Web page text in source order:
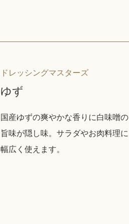
ドレッシングマスターズ
ゆず
国産ゆずの爽やかな香りに白味噌の
旨味が隠し味。サラダやお肉料理に
幅広く使えます。